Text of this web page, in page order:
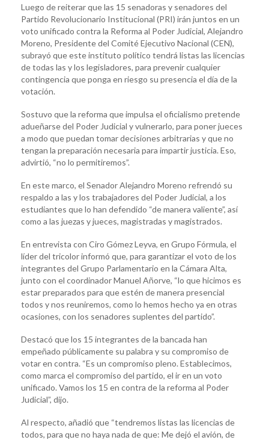
Luego de reiterar que las 15 senadoras y senadores del
Partido Revolucionario Institucional (PRI) irán juntos en un
voto unificado contra la Reforma al Poder Judicial, Alejandro
Moreno, Presidente del Comité Ejecutivo Nacional (CEN),
subrayó que este instituto político tendrá listas las licencias
de todas las y los legisladores, para prevenir cualquier
contingencia que ponga en riesgo su presencia el día de la
votación.
Sostuvo que la reforma que impulsa el oficialismo pretende
adueñarse del Poder Judicial y vulnerarlo, para poner jueces
a modo que puedan tomar decisiones arbitrarias y que no
tengan la preparación necesaria para impartir justicia. Eso,
advirtió, “no lo permitiremos”.
En este marco, el Senador Alejandro Moreno refrendó su
respaldo a las y los trabajadores del Poder Judicial, a los
estudiantes que lo han defendido “de manera valiente”, así
como a las juezas y jueces, magistradas y magistrados.
En entrevista con Ciro Gómez Leyva, en Grupo Fórmula, el
líder del tricolor informó que, para garantizar el voto de los
integrantes del Grupo Parlamentario en la Cámara Alta,
junto con el coordinador Manuel Añorve, “lo que hicimos es
estar preparados para que estén de manera presencial
todos y nos reuniremos, como lo hemos hecho ya en otras
ocasiones, con los senadores suplentes del partido”.
Destacó que los 15 integrantes de la bancada han
empeñado públicamente su palabra y su compromiso de
votar en contra. “Es un compromiso pleno. Establecimos,
como marca el compromiso del partido, el ir en un voto
unificado. Vamos los 15 en contra de la reforma al Poder
Judicial”, dijo.
Al respecto, añadió que “tendremos listas las licencias de
todos, para que no haya nada de que: Me dejó el avión, de